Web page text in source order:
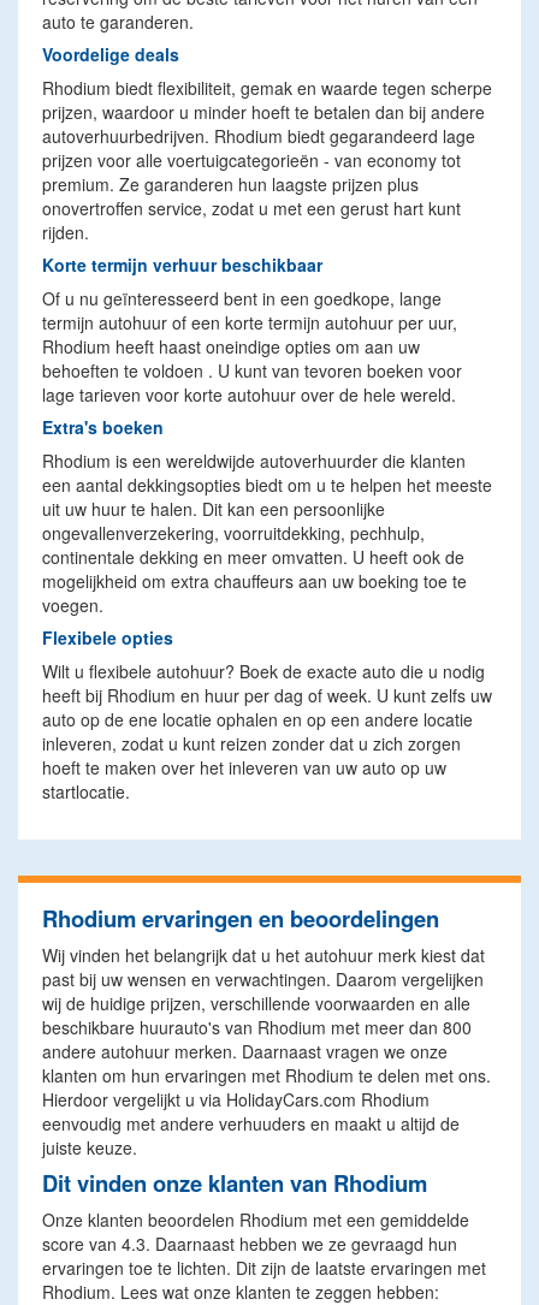
auto te garanderen.
Voordelige deals
Rhodium biedt flexibiliteit, gemak en waarde tegen scherpe
prijzen, waardoor u minder hoeft te betalen dan bij andere
autoverhuurbedrijven. Rhodium biedt gegarandeerd lage
prijzen voor alle voertuigcategorieën - van economy tot
premium. Ze garanderen hun laagste prijzen plus
onovertroffen service, zodat u met een gerust hart kunt
rijden.
Korte termijn verhuur beschikbaar
Of u nu geïnteresseerd bent in een goedkope, lange
termijn autohuur of een korte termijn autohuur per uur,
Rhodium heeft haast oneindige opties om aan uw
behoeften te voldoen . U kunt van tevoren boeken voor
lage tarieven voor korte autohuur over de hele wereld.
Extra's boeken
Rhodium is een wereldwijde autoverhuurder die klanten
een aantal dekkingsopties biedt om u te helpen het meeste
uit uw huur te halen. Dit kan een persoonlijke
ongevallenverzekering, voorruitdekking, pechhulp,
continentale dekking en meer omvatten. U heeft ook de
mogelijkheid om extra chauffeurs aan uw boeking toe te
voegen.
Flexibele opties
Wilt u flexibele autohuur? Boek de exacte auto die u nodig
heeft bij Rhodium en huur per dag of week. U kunt zelfs uw
auto op de ene locatie ophalen en op een andere locatie
inleveren, zodat u kunt reizen zonder dat u zich zorgen
hoeft te maken over het inleveren van uw auto op uw
startlocatie.
Rhodium ervaringen en beoordelingen
Wij vinden het belangrijk dat u het autohuur merk kiest dat
past bij uw wensen en verwachtingen. Daarom vergelijken
wij de huidige prijzen, verschillende voorwaarden en alle
beschikbare huurauto's van Rhodium met meer dan 800
andere autohuur merken. Daarnaast vragen we onze
klanten om hun ervaringen met Rhodium te delen met ons.
Hierdoor vergelijkt u via HolidayCars.com Rhodium
eenvoudig met andere verhuuders en maakt u altijd de
juiste keuze.
Dit vinden onze klanten van Rhodium
Onze klanten beoordelen Rhodium met een gemiddelde
score van 4.3. Daarnaast hebben we ze gevraagd hun
ervaringen toe te lichten. Dit zijn de laatste ervaringen met
Rhodium. Lees wat onze klanten te zeggen hebben: